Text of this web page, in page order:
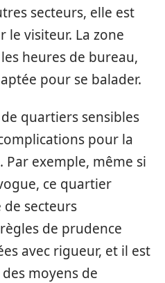
secteurs, elle est
le visiteur. La zone
heures de bureau,
pour se balader.
quartiers sensibles
pour la
Par exemple, même si
ce quartier
secteurs
de prudence
avec rigueur, et il est
moyens de